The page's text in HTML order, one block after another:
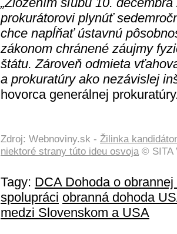
prokurátorovi plynúť
chce napĺňať ústavnú
zákonom chránené záujmy
štátu. Zároveň odmieta
a prokuratúry ako nezávislej
hovorca generálnej
Zdroj: Webnoviny.sk - Žilinka
niektoré strany túto ideu osvoja© SITA
Tagy: DCA Dohoda o
spolupráci obranná dohoda
medzi Slovenskom a USA